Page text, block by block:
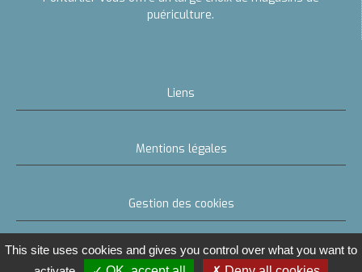
puériculture.
Liens
Mentions légales
Gestion des cookies
This site uses cookies and gives you control over what you want to